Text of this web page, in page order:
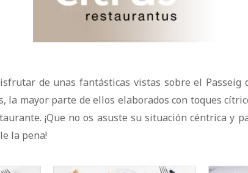
de unas fantásticas vistas sobre el Passeig
la mayor parte de ellos elaborados con toques
¡Que no os asuste su situación céntrica y
la pena!